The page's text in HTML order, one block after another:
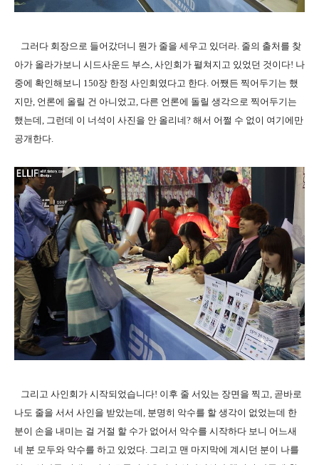
그러다 회장으로 들어갔더니 뭔가 줄을 세우고 있더라. 줄의 출처를 찾
아가 올라가보니 시드사운드 부스, 사인회가 펼쳐지고 있었던 것이다! 나
중에 확인해보니 150장 한정 사인회였다고 한다. 어쨌든 찍어두기는 했
지만, 언론에 올릴 건 아니었고, 다른 언론에 돌릴 생각으로 찍어두기는
했는데, 그런데 이 너석이 사진을 안 올리네? 해서 어쩔 수 없이 여기에만
공개한다.
그리고 사인회가 시작되었습니다! 이후 줄 서있는 장면을 찍고, 곧바로
나도 줄을 서서 사인을 받았는데, 분명히 악수를 할 생각이 없었는데 한
분이 손을 내미는 걸 거절 할 수가 없어서 악수를 시작하다 보니 어느새
네 분 모두와 악수를 하고 있었다. 그리고 맨 마지막에 계시던 분이 나를